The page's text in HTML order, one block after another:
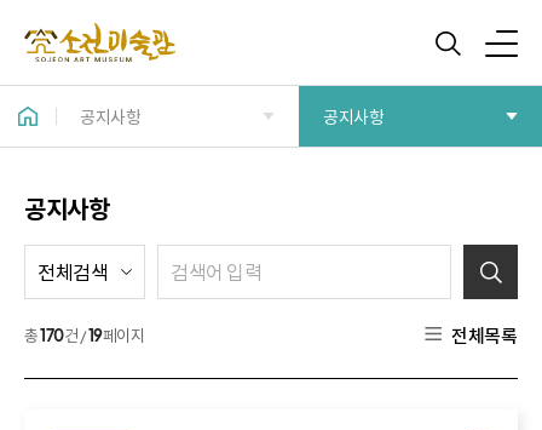
공지사항 공지사항
공지사항
총170건 /19페이지 전체목록